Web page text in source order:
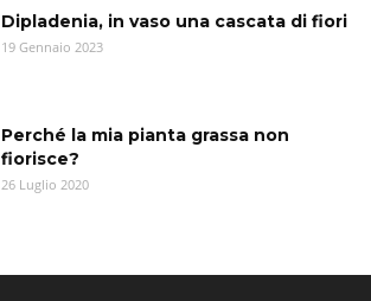
Dipladenia, in vaso una cascata di fiori
19 Gennaio 2023
Perché la mia pianta grassa non
fiorisce?
26 Luglio 2020